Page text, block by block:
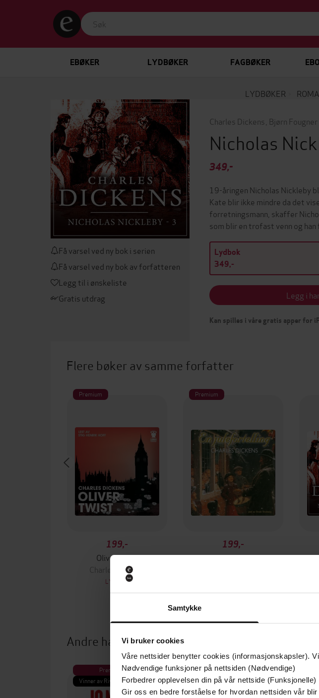
Samtykke
Vi bruker cookies
Våre nettsider benytter cookies (informasjonskapsler).
Nødvendige funksjoner på nettsiden (Nødvendige)
Forbedrer opplevelsen din på vår nettside (Funksjonelle)
Gir oss en bedre forståelse for hvordan nettsiden vår
EBØKER LYDBØKER FAGBØKER
LYDBØKER
Få varsel ved ny bok i serien
Få varsel ved ny bok av forfatteren
Legg til i ønskeliste
Gratis utdrag
Charles Dickens Bjørn Fougner
Nicholas
349,-
19-åringen Nicholas Nickleby
Kate blir ikke mindre da det
forretningsmann, skaffer
som blir en trofast venn og
Lydbok
349,-
Legg i
Kan spilles i våre gratis apper for
Flere bøker av samme forfatter
Premium
199,-
Oliver Twist
Charles Dickens
LYDBOK
Premium
199,-
En julefortelling
Andre har også kjøpt
Premium
Vinner av Rivertonprisen
Premium
Første gang på tilbud